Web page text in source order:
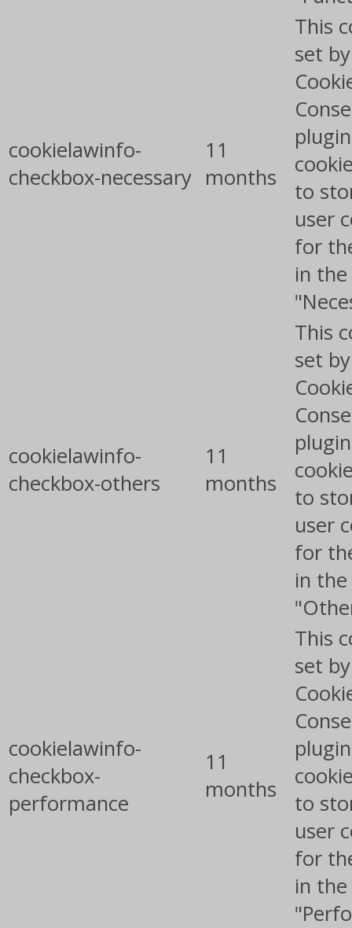
cookielawinfo-
checkbox-necessary
11
months
This
set
to
user
for
in
cookielawinfo-
checkbox-others
11
months
This
set
to
user
for
in
cookielawinfo-
checkbox-
performance
11
months
This
set
to
user
for
in